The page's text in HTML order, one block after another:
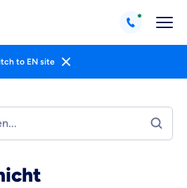
to EN site